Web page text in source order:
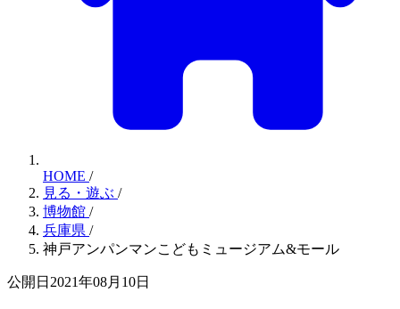
HOME /
見る・遊ぶ /
博物館 /
兵庫県 /
神戸アンパンマンこどもミュージアム&モール
公開日2021年08月10日